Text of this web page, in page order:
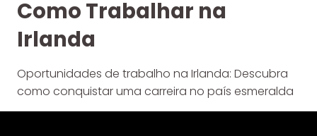
Como Trabalhar na
Irlanda
Oportunidades de trabalho na Irlanda: Descubra
como conquistar uma carreira no país esmeralda